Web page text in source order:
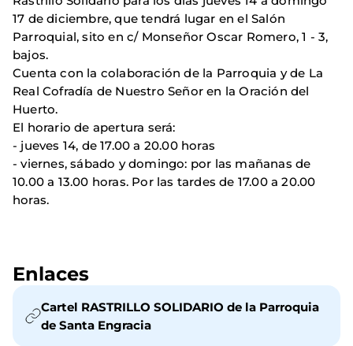
17 de diciembre, que tendrá lugar en el Salón
Parroquial, sito en c/ Monseñor Oscar Romero, 1 - 3,
bajos.
Cuenta con la colaboración de la Parroquia y de La
Real Cofradía de Nuestro Señor en la Oración del
Huerto.
El horario de apertura será:
- jueves 14, de 17.00 a 20.00 horas
- viernes, sábado y domingo: por las mañanas de
10.00 a 13.00 horas. Por las tardes de 17.00 a 20.00
horas.
Enlaces
Cartel RASTRILLO SOLIDARIO de la Parroquia
de Santa Engracia